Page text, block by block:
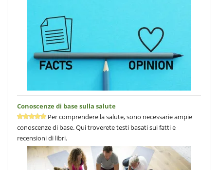
Conoscenze di base sulla salute
Per comprendere la salute, sono necessarie ampie
conoscenze di base. Qui troverete testi basati sui fatti e
recensioni di libri.